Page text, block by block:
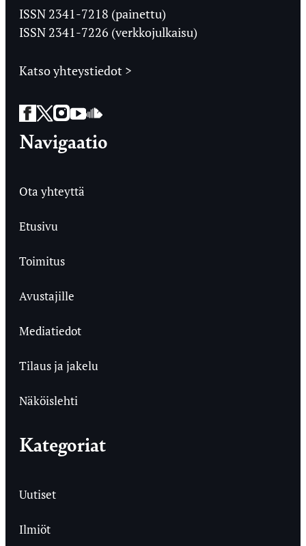
Ylioppilaslehti
ISSN 2341-7218 (painettu)
ISSN 2341-7226 (verkkojulkaisu)
Katso yhteystiedot >
Facebook
Twitter
Instagram
YouTube
SoundCloud
Navigaatio
Ota yhteyttä
Etusivu
Toimitus
Avustajille
Mediatiedot
Tilaus ja jakelu
Näköislehti
Kategoriat
Uutiset
Ilmiöt